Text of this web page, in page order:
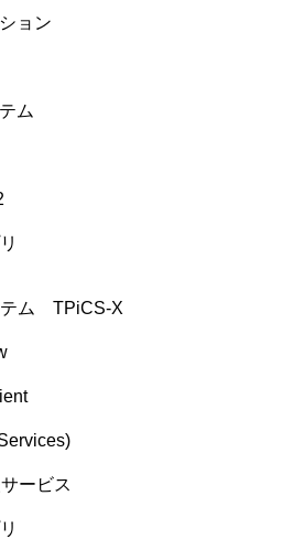
ョン
ム
テム TPiCS-X
ービス